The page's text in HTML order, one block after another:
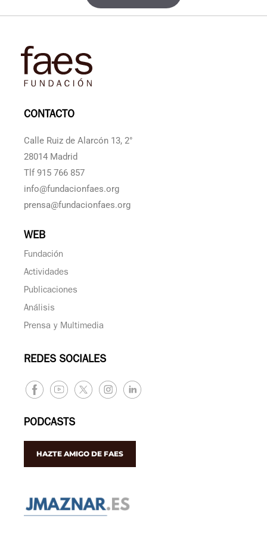
CONTACTO
Calle Ruiz de Alarcón 13, 2°
28014 Madrid
Tlf 915 766 857
info@fundacionfaes.org
prensa@fundacionfaes.org
WEB
Fundación
Actividades
Publicaciones
Análisis
Prensa y Multimedia
REDES SOCIALES
PODCASTS
HAZTE AMIGO DE FAES